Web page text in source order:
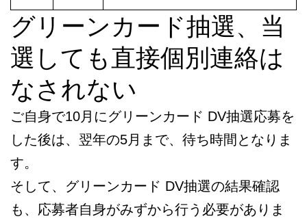
グリーンカード抽選、当
選しても直接個別連絡は
なされない
ご自身で10月にグリーンカード DV抽選応募を
した後は、翌年の5月まで、待ち時間となりま
す。
そして、グリーンカード DV抽選の結果確認
も、応募者自身がみずから行う必要がありま